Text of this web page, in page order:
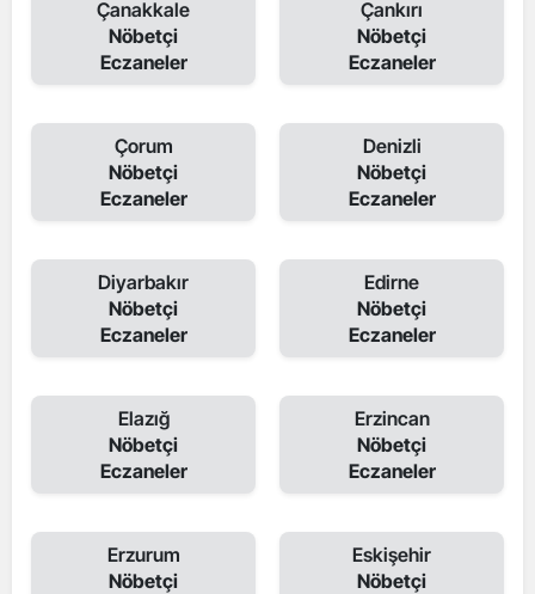
Çanakkale
Nöbetçi
Eczaneler
Çankırı
Nöbetçi
Eczaneler
Çorum
Nöbetçi
Eczaneler
Denizli
Nöbetçi
Eczaneler
Diyarbakır
Nöbetçi
Eczaneler
Edirne
Nöbetçi
Eczaneler
Elazığ
Nöbetçi
Eczaneler
Erzincan
Nöbetçi
Eczaneler
Erzurum
Nöbetçi
Eskişehir
Nöbetçi